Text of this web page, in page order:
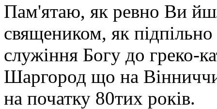
Пам'ятаю, як ревно Ви
священиком, як
служіння Богу до греко-
Шаргород що на
на початку 80тих років.